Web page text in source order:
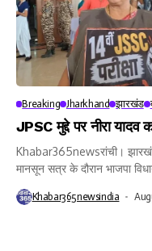
Breaking Jharkhand झारखंड
JPSC मुद्दे पर नीरा यादव
Khabar365newsरांची।
मानसून सत्र के दौरान भाजपा
Khabar365newsindia